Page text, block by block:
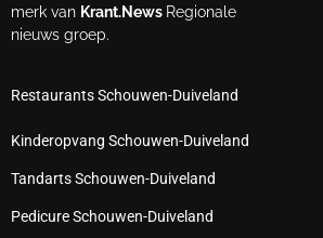
merk van Krant.News Regionale
nieuws groep.
Restaurants Schouwen-Duiveland
Kinderopvang Schouwen-Duiveland
Tandarts Schouwen-Duiveland
Pedicure Schouwen-Duiveland